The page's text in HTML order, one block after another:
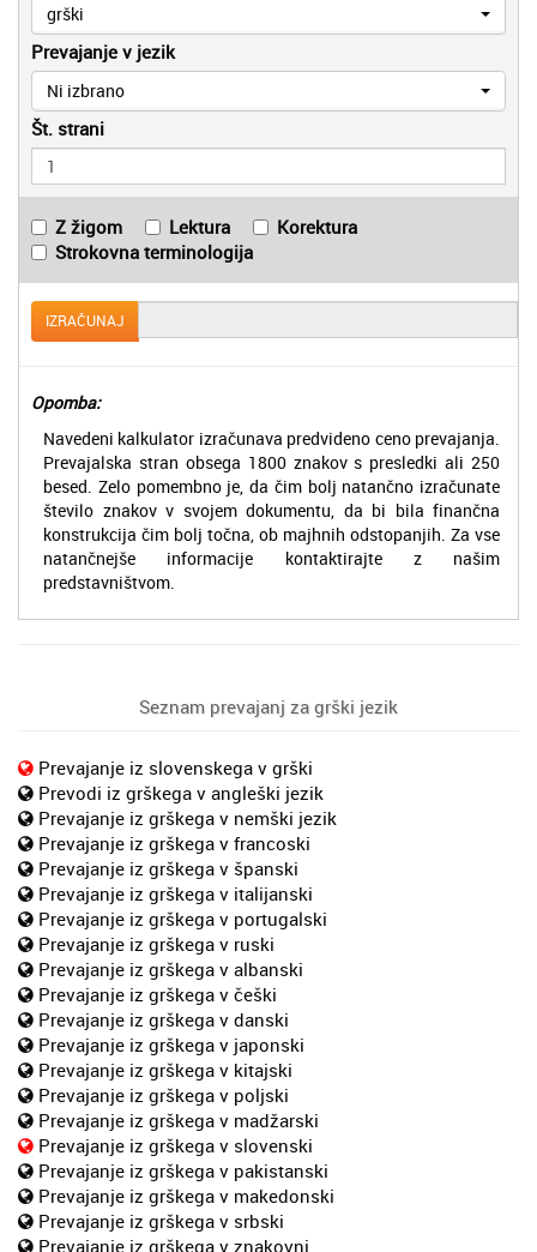
grški
Prevajanje v jezik
Ni izbrano
Št. strani
Z žigom Lektura
Korektura
Strokovna terminologija
IZRAČUNAJ
Opomba:
Navedeni kalkulator izračunava predvideno ceno prevajanja.
Prevajalska stran obsega 1800 znakov s presledki ali 250
besed. Zelo pomembno je, da čim bolj natančno izračunate
število znakov v svojem dokumentu, da bi bila finančna
konstrukcija čim bolj točna, ob majhnih odstopanjih. Za vse
natančnejše informacije kontaktirajte z našim
predstavništvom.
Seznam prevajanj za grški jezik
Prevajanje iz slovenskega v grški
Prevodi iz grškega v angleški jezik
Prevajanje iz grškega v nemški jezik
Prevajanje iz grškega v francoski
Prevajanje iz grškega v španski
Prevajanje iz grškega v italijanski
Prevajanje iz grškega v portugalski
Prevajanje iz grškega v ruski
Prevajanje iz grškega v albanski
Prevajanje iz grškega v češki
Prevajanje iz grškega v danski
Prevajanje iz grškega v japonski
Prevajanje iz grškega v kitajski
Prevajanje iz grškega v poljski
Prevajanje iz grškega v madžarski
Prevajanje iz grškega v slovenski
Prevajanje iz grškega v pakistanski
Prevajanje iz grškega v makedonski
Prevajanje iz grškega v srbski
Prevajanje iz grškega v znakovni